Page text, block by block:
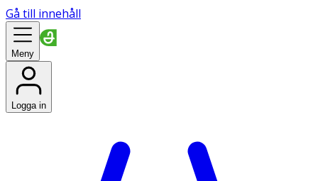
Gå till innehåll
Meny
Logga in